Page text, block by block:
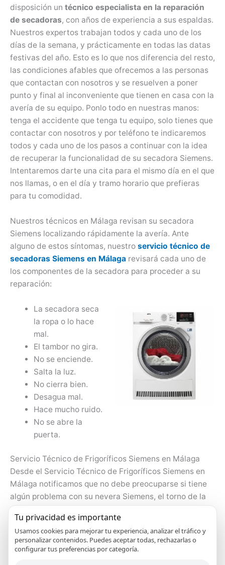
disposición un técnico especialista en la reparación
de secadoras, con años de experiencia a sus espaldas.
Nuestros expertos trabajan todos y cada uno de los
días de la semana, y prácticamente en todas las datas
festivas del año. Esto es lo que nos diferencia del resto,
las condiciones afables que ofrecemos a las personas
que contactan con nosotros y se resuelven a poner
punto y final al inconveniente que tienen en casa con la
avería de su equipo. Ponlo todo en nuestras manos:
tenga el accidente que tenga tu equipo, solo tienes que
contactar con nosotros y por teléfono te indicaremos
todos y cada uno de los pasos a continuar con la idea
de recuperar la funcionalidad de su secadora Siemens.
Intentaremos darte una cita para el mismo día en el que
nos llamas, o en el día y tramo horario que prefieras
para tu comodidad.
Nuestros técnicos en Málaga revisan su secadora
Siemens localizando rápidamente la avería. Ante
alguno de estos síntomas, nuestro servicio técnico de
secadoras Siemens en Málaga revisará cada uno de
los componentes de la secadora para proceder a su
reparación:
La secadora seca
la ropa o lo hace
mal.
El tambor no gira.
No se enciende.
Salta la luz.
No cierra bien.
Desagua mal.
Hace mucho ruido.
No se abre la
puerta.
Servicio Técnico de Frigoríficos Siemens en Málaga
Desde el Servicio Técnico de Frigoríficos Siemens en
Málaga notificamos que no debe preocuparse si tiene
algún problema con su nevera Siemens, el torno de la
nevera no marcha, le falta gas al torno, no enfría
adecuadamente, etcétera cualquier problema lo
solventamos. Nuestro bienestar y el de nuestro seres
queridos depende primordialmente de la alimentación
Tu privacidad es importante
Usamos cookies para mejorar tu experiencia, analizar el tráfico y
personalizar contenidos. Puedes aceptar todas, rechazarlas o
configurar tus preferencias por categoría.